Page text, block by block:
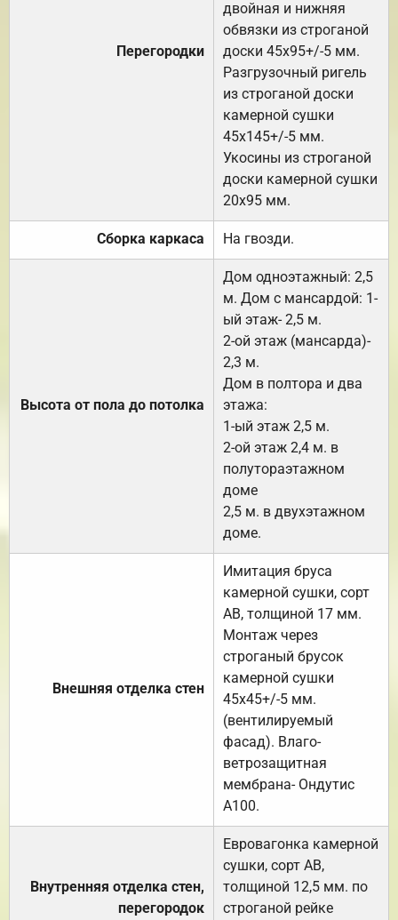
Перегородки
двойная и нижняя
обвязки из строганой
доски 45х95+/-5 мм.
Разгрузочный ригель
из строганой доски
камерной сушки
45х145+/-5 мм.
Укосины из строганой
доски камерной сушки
20х95 мм.
Сборка каркаса На гвозди.
Высота от пола до потолка
Дом одноэтажный: 2,5
м. Дом с мансардой: 1-
ый этаж- 2,5 м.
2-ой этаж (мансарда)-
2,3 м.
Дом в полтора и два
этажа:
1-ый этаж 2,5 м.
2-ой этаж 2,4 м. в
полутораэтажном
доме
2,5 м. в двухэтажном
доме.
Внешняя отделка стен
Имитация бруса
камерной сушки, сорт
АВ, толщиной 17 мм.
Монтаж через
строганый брусок
камерной сушки
45х45+/-5 мм.
(вентилируемый
фасад). Влаго-
ветрозащитная
мембрана- Ондутис
А100.
Внутренняя отделка стен,
перегородок
Евровагонка камерной
сушки, сорт АВ,
толщиной 12,5 мм. по
строганой рейке